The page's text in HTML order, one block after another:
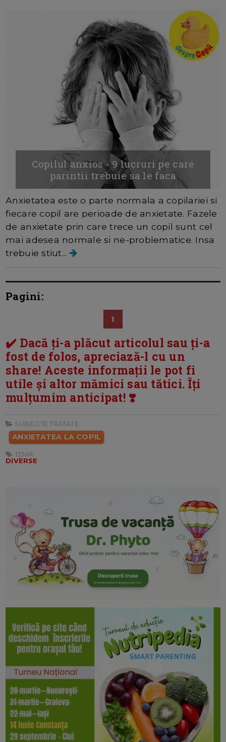
Copilul anxios - 9 lucruri pe care
parintii trebuie sa le faca
Anxietatea este o parte normala a copilariei si
fiecare copil are perioade de anxietate. Fazele
de anxietate prin care trece un copil sunt cel
mai adesea normale si ne-problematice. Insa
trebuie stiut...
Pagini:
1
✔️ Dacă ți-a plăcut articolul sau ți-a
fost de folos, apreciază-l cu un
share! Aceste informații le pot fi
utile și altor mămici sau tătici. Îți
mulțumim anticipat! ❣️
SUBIECTE TRATATE:
ANXIETATEA LA COPIL
TEMA:
DIVERSE